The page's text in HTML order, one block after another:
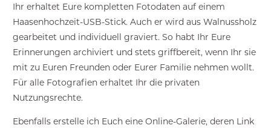
Ihr erhaltet Eure kompletten Fotodaten auf einem
Haasenhochzeit-USB-Stick. Auch er wird aus Walnussholz
gearbeitet und individuell graviert. So habt Ihr Eure
Erinnerungen archiviert und stets griffbereit, wenn Ihr sie
mit zu Euren Freunden oder Eurer Familie nehmen wollt.
Für alle Fotografien erhaltet Ihr die privaten
Nutzungsrechte.
Ebenfalls erstelle ich Euch eine Online-Galerie, deren Link